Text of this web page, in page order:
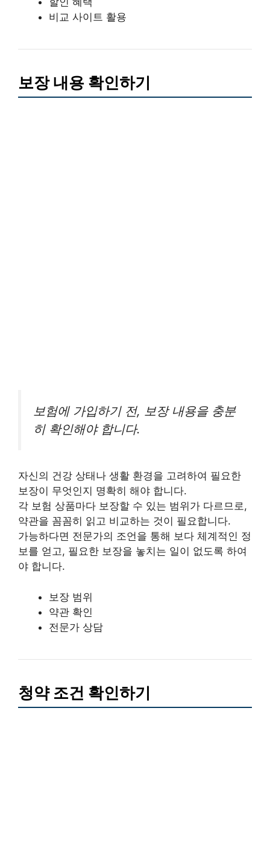
비교 사이트 활용
보장 내용 확인하기
보험에 가입하기 전, 보장 내용을 충분
히 확인해야 합니다.
자신의 건강 상태나 생활 환경을 고려하여 필요한
보장이 무엇인지 명확히 해야 합니다.
각 보험 상품마다 보장할 수 있는 범위가 다르므로,
약관을 꼼꼼히 읽고 비교하는 것이 필요합니다.
가능하다면 전문가의 조언을 통해 보다 체계적인 정
보를 얻고, 필요한 보장을 놓치는 일이 없도록 하여
야 합니다.
보장 범위
약관 확인
전문가 상담
청약 조건 확인하기